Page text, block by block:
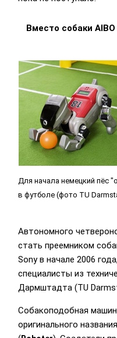
Вместо собаки
Для начала немецкий пёс
в футболе (фото TU
Автономного
стать преемником
Sony в начале 2006
специалисты из
Дармштадта (TU
Собакоподобная
оригинального